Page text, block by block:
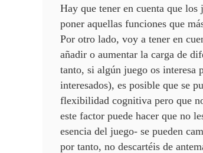
Hay que tener en cuenta que
poner aquellas funciones que
Por otro lado, voy a tener en
añadir o aumentar la carga de
tanto, si algún juego os interesa
interesados), es posible que se
flexibilidad cognitiva pero que
este factor puede hacer que no
esencia del juego- se pueden
por tanto, no descartéis de